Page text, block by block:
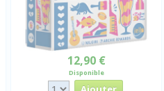
12,90 €
Disponible